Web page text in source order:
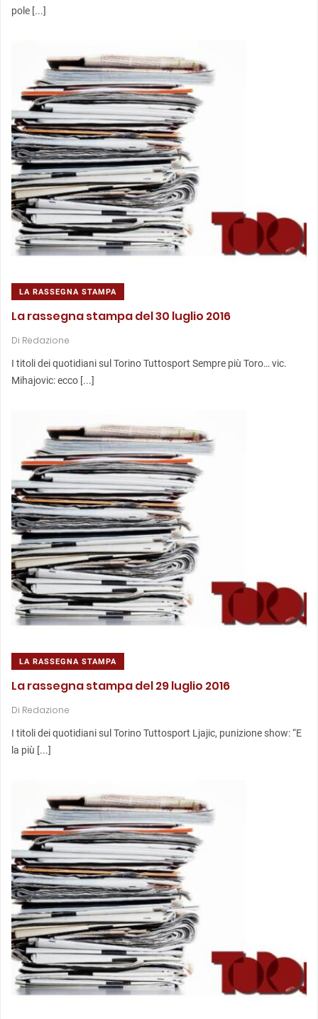
pole [...]
LA RASSEGNA STAMPA
La rassegna stampa del 30 luglio 2016
Di Redazione
I titoli dei quotidiani sul Torino Tuttosport Sempre più Toro… vic.
Mihajovic: ecco [...]
LA RASSEGNA STAMPA
La rassegna stampa del 29 luglio 2016
Di Redazione
I titoli dei quotidiani sul Torino Tuttosport Ljajic, punizione show: “E
la più [...]